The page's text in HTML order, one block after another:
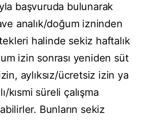
başvuruda bulunarak
analık/doğum izninden
halinde sekiz haftalık
izin sonrası yeniden süt
aylıksız/ücretsiz izin ya
kısmi süreli çalışma
Bunların sekiz